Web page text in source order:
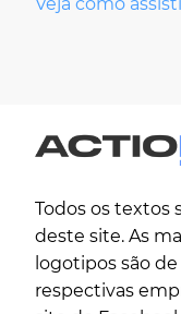
Todos os textos
deste site. As
logotipos são
respectivas